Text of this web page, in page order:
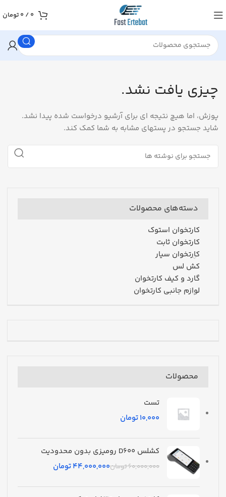
0
/
0 تومان
چیزی یافت نشد.
پوزش، اما هیچ نتیجه ای برای آرشیو درخواست شده پیدا نشد.
شاید جستجو در پستهای مشابه به شما کمک کند.
دسته‌های محصولات
کارتخوان استوک
کارتخوان ثابت
کارتخوان سیار
کش لس
گارد و کیف کارتخوان
لوازم جانبی کارتخوان
محصولات
تست
تومان
کشلس D600 رومیزی بدون محدودیت
60,000,000تومان44,000,000تومان